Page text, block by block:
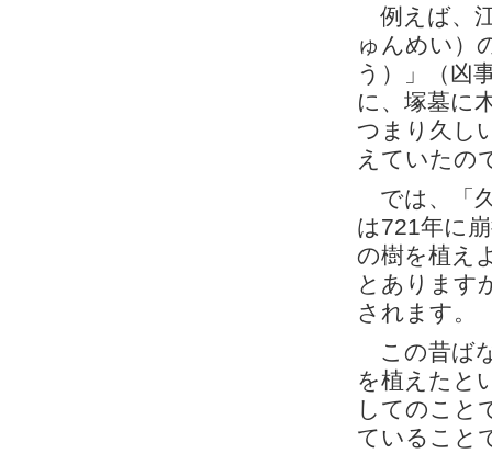
例えば、
ゅんめい）
う）」（凶
に、塚墓に
つまり久し
えていたの
では、「
は721年に
の樹を植え
とあります
されます。
この昔ば
を植えたと
してのこと
ていること